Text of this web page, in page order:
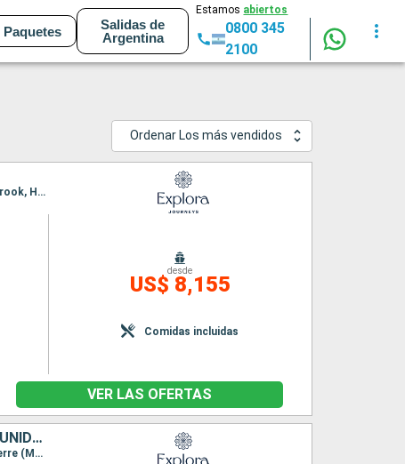
Paquetes
Salidas de
Argentina
Estamos abiertos
0800 345
2100
Ordenar Los más vendidos
Itinerario : Reykjavik, Isafjordhur, Pasaje de Christian Sund, Paamiut, Nanortalik, Corner Brook, Havre Saint Pierre, Quebec
desde
US$ 8,155
Comidas incluidas
VER LAS OFERTAS
ISLANDIA, GROENLANDIA, ANTIGUA Y BARBUDA, CANADÁ, ESTADOS UNIDOS
Itinerario : Reykjavik, Pasaje de Christian Sund, Paamiut, Qaqortoq, Saint John's, Saint-Pierre (Martinique), Sidney, Halifax, Nueva York